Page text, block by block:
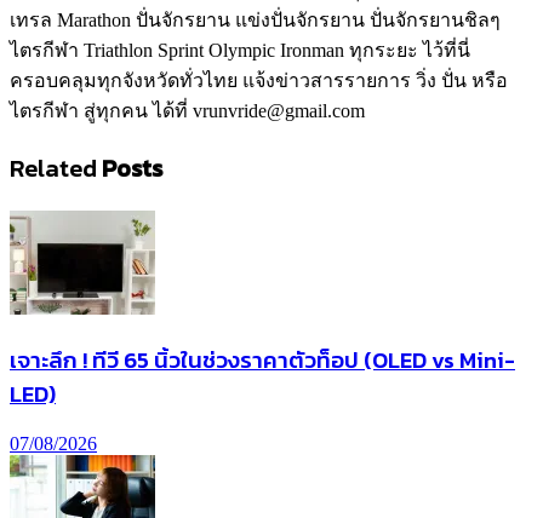
เทรล Marathon ปั่นจักรยาน แข่งปั่นจักรยาน ปั่นจักรยานชิลๆ
ไตรกีฬา Triathlon Sprint Olympic Ironman ทุกระยะ ไว้ที่นี่
ครอบคลุมทุกจังหวัดทั่วไทย แจ้งข่าวสารรายการ วิ่ง ปั่น หรือ
ไตรกีฬา สู่ทุกคน ได้ที่ vrunvride@gmail.com
Related Posts
เจาะลึก ! ทีวี 65 นิ้วในช่วงราคาตัวท็อป (OLED vs Mini-
LED)
07/08/2026